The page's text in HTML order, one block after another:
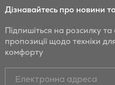
Дізнавайтесь про новини
Підпишіться на розсилку
пропозиції щодо техніки
комфорту